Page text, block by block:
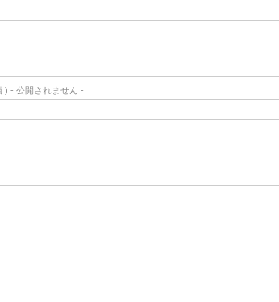
) - 公開されません -